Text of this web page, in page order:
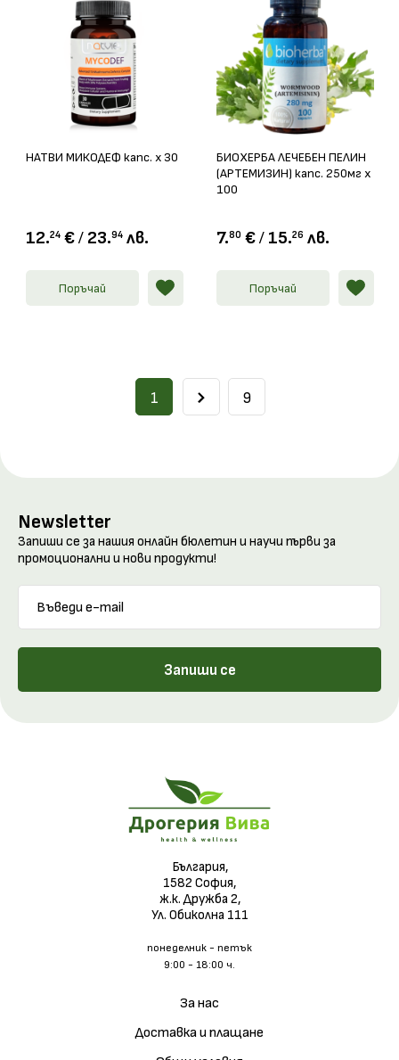
НАТВИ МИКОДЕФ капс. х 30
12.24 € / 23.94 лв.
Поръчай
БИОХЕРБА ЛЕЧЕБЕН ПЕЛИН
(АРТЕМИЗИН) капс. 250мг х
100
7.80 € / 15.26 лв.
Поръчай
1 9
Newsletter
Запиши се за нашия онлайн бюлетин и научи първи за
промоционални и нови продукти!
Запиши се
България,
1582 София,
ж.к. Дружба 2,
Ул. Обиколна 111
понеделник - петък
9:00 - 18:00 ч.
За нас
Доставка и плащане